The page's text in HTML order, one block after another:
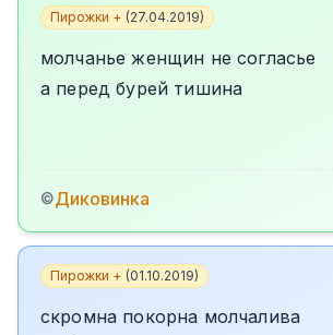
Пирожки + (27.04.2019)
молчанье женщин не согласье
а перед бурей тишина
©Диковинка
Пирожки + (01.10.2019)
скромна покорна молчалива